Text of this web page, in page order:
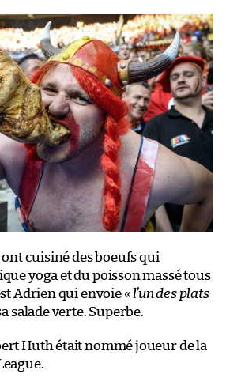
cuisiné des boeufs qui
yoga et du poisson massé tous
Adrien qui envoie « l’un des plats
salade verte. Superbe.
Huth était nommé joueur de la